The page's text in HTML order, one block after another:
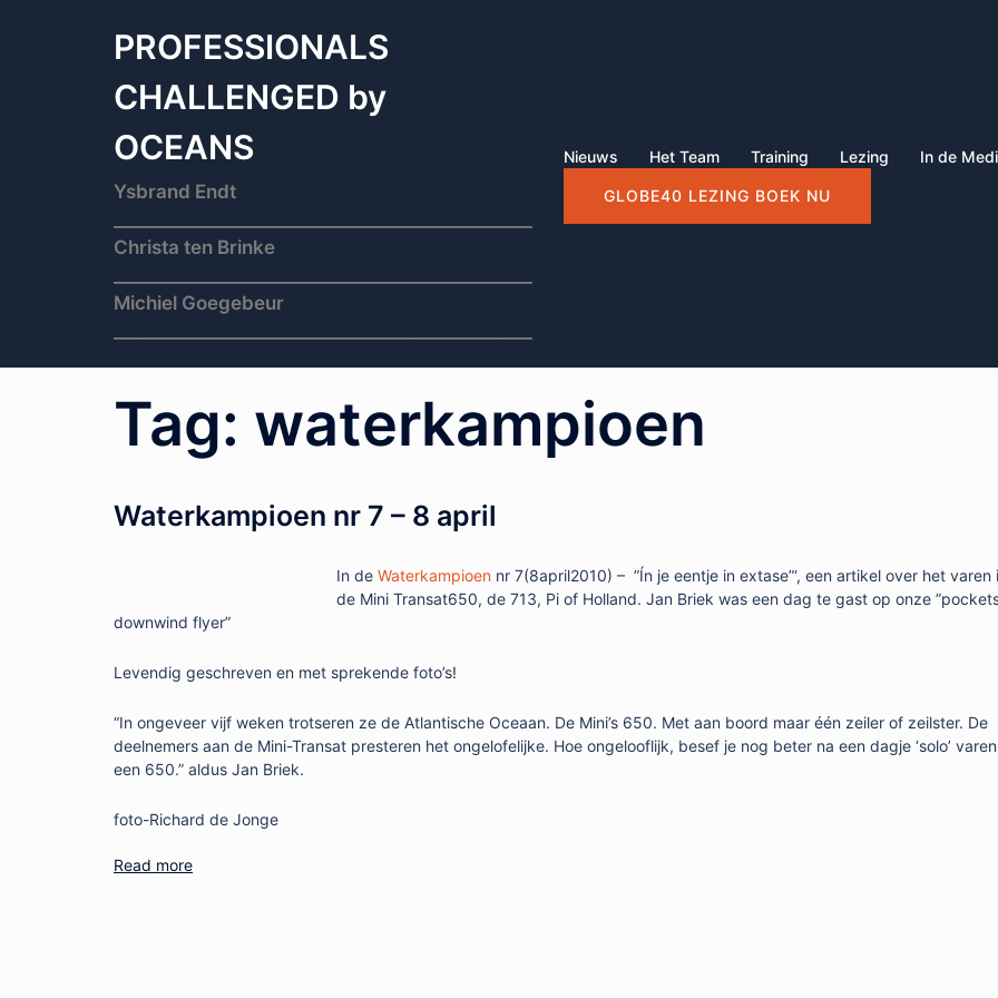
PROFESSIONALS
CHALLENGED by
OCEANS
Ysbrand Endt
Christa ten Brinke
Michiel Goegebeur
Nieuws Het Team Training Lezing In de
GLOBE40 LEZING BOEK NU
Tag: waterkampioen
Waterkampioen nr 7 – 8 april
In de Waterkampioen nr 7(8april2010) – ”Ín je eentje in extase”‘, een artikel over het varen
de Mini Transat650, de 713, Pi of Holland. Jan Briek was een dag te gast op onze
downwind flyer”
Levendig geschreven en met sprekende foto’s!
“In ongeveer vijf weken trotseren ze de Atlantische Oceaan. De Mini’s 650. Met aan boord maar één zeiler of zeilster. De
deelnemers aan de Mini-Transat presteren het ongelofelijke. Hoe ongelooflijk, besef je nog beter na een dagje ‘solo’
een 650.” aldus Jan Briek.
foto-Richard de Jonge
Read more